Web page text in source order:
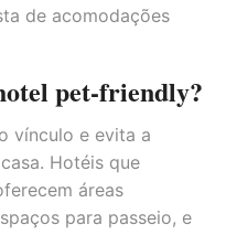
de acomodações
pet-friendly?
vínculo e evita a
Hotéis que
áreas
para passeio, e